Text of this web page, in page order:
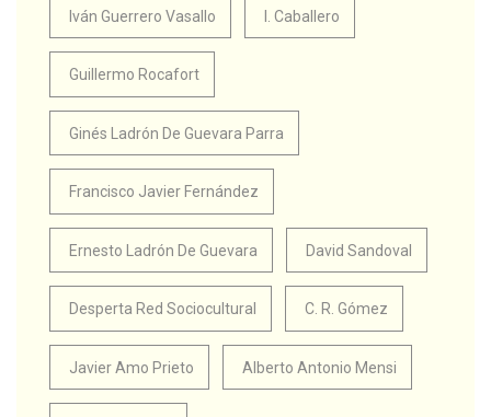
Iván Guerrero Vasallo I. Caballero
Guillermo Rocafort
Ginés Ladrón De Guevara Parra
Francisco Javier Fernández
Ernesto Ladrón De Guevara David Sandoval
Desperta Red Sociocultural C. R. Gómez
Javier Amo Prieto Alberto Antonio Mensi